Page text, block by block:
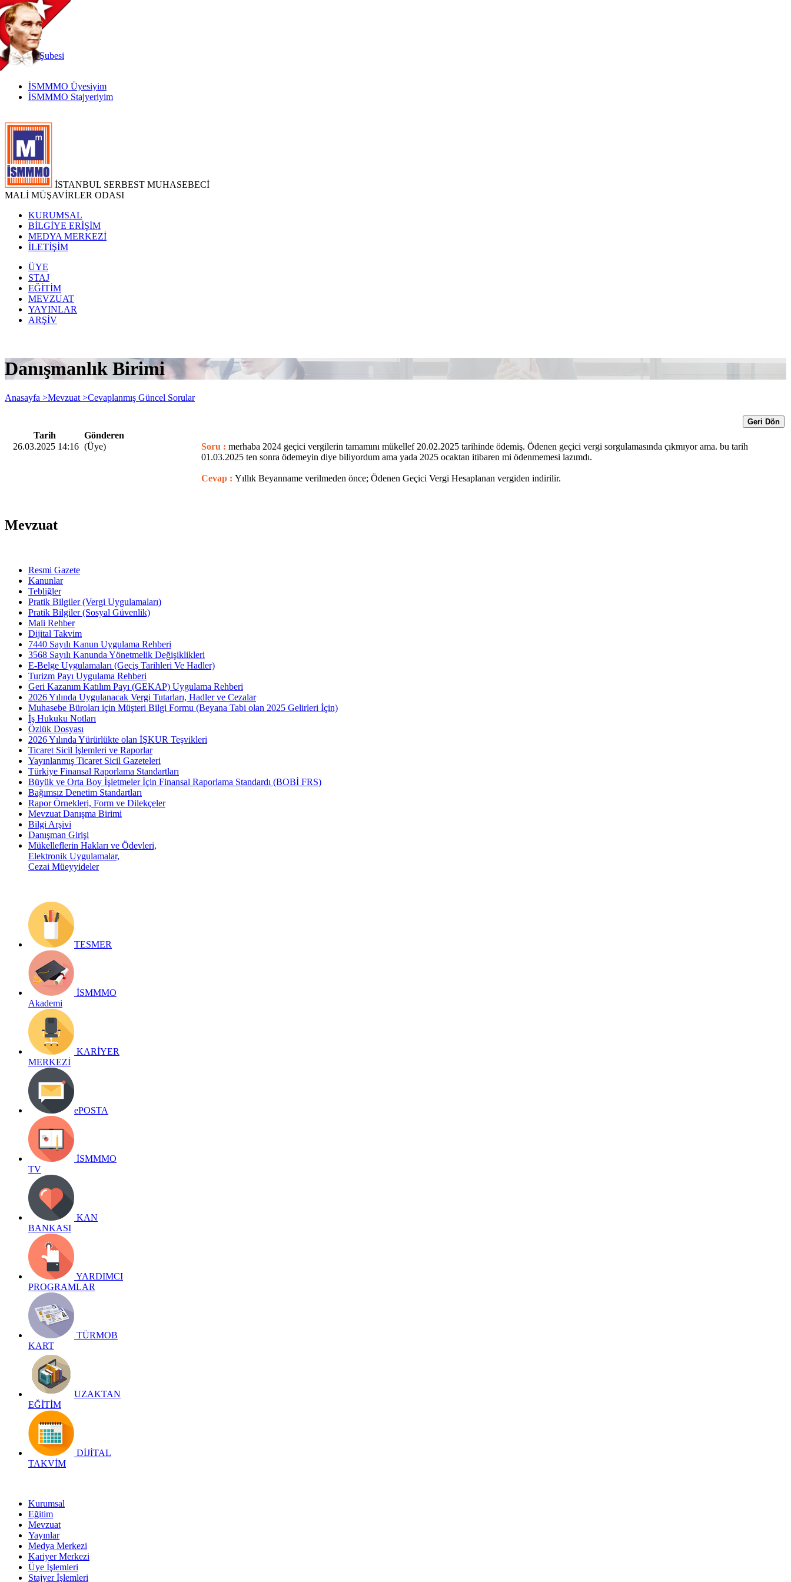
TR
|
EN
İnternetŞubesi
İSMMMO Üyesiyim
İSMMMO Stajyeriyim
İSTANBUL SERBEST MUHASEBECİ
MALİ MÜŞAVİRLER ODASI
KURUMSAL
BİLGİYE ERİŞİM
MEDYA MERKEZİ
İLETİŞİM
ÜYE
STAJ
EĞİTİM
MEVZUAT
YAYINLAR
ARŞİV
Danışmanlık Birimi
Anasayfa >Mevzuat >Cevaplanmış Güncel Sorular
Geri Dön
Tarih
Gönderen
26.03.2025 14:16 (Üye) Soru : merhaba 2024 geçici vergilerin tamamını mükellef 20.02.2025 tarihinde ödemiş. Ödenen geçici vergi sorgulamasında çıkmıyor ama. bu tarih
01.03.2025 ten sonra ödemeyin diye biliyordum ama yada 2025 ocaktan itibaren mi ödenmemesi lazımdı.
Cevap : Yıllık Beyanname verilmeden önce; Ödenen Geçici Vergi Hesaplanan vergiden indirilir.
Mevzuat
Resmi Gazete
Kanunlar
Tebliğler
Pratik Bilgiler (Vergi Uygulamaları)
Pratik Bilgiler (Sosyal Güvenlik)
Mali Rehber
Dijital Takvim
7440 Sayılı Kanun Uygulama Rehberi
3568 Sayılı Kanunda Yönetmelik Değişiklikleri
E-Belge Uygulamaları (Geçiş Tarihleri Ve Hadler)
Turizm Payı Uygulama Rehberi
Geri Kazanım Katılım Payı (GEKAP) Uygulama Rehberi
2026 Yılında Uygulanacak Vergi Tutarları, Hadler ve Cezalar
Muhasebe Büroları için Müşteri Bilgi Formu (Beyana Tabi olan 2025 Gelirleri İçin)
İş Hukuku Notları
Özlük Dosyası
2026 Yılında Yürürlükte olan İŞKUR Teşvikleri
Ticaret Sicil İşlemleri ve Raporlar
Yayınlanmış Ticaret Sicil Gazeteleri
Türkiye Finansal Raporlama Standartları
Büyük ve Orta Boy İşletmeler İçin Finansal Raporlama Standardı (BOBİ FRS)
Bağımsız Denetim Standartları
Rapor Örnekleri, Form ve Dilekçeler
Mevzuat Danışma Birimi
Bilgi Arşivi
Danışman Girişi
Mükelleflerin Hakları ve Ödevleri,
Elektronik Uygulamalar,
Cezai Müeyyideler
TESMER
İSMMMO
Akademi
KARİYER
MERKEZİ
ePOSTA
İSMMMO
TV
KAN
BANKASI
YARDIMCI
PROGRAMLAR
TÜRMOB
KART
UZAKTAN
EĞİTİM
DİJİTAL
TAKVİM
Kurumsal
Eğitim
Mevzuat
Yayınlar
Medya Merkezi
Kariyer Merkezi
Üye İşlemleri
Stajyer İşlemleri